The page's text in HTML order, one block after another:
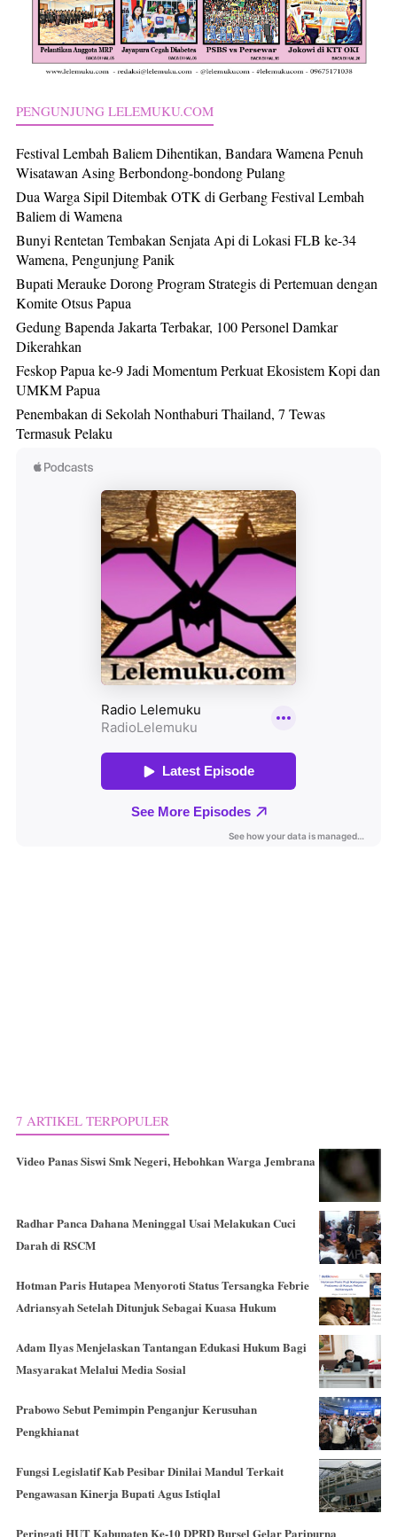
PENGUNJUNG LELEMUKU.COM
Festival Lembah Baliem Dihentikan, Bandara Wamena Penuh
Wisatawan Asing Berbondong-bondong Pulang
Dua Warga Sipil Ditembak OTK di Gerbang Festival Lembah
Baliem di Wamena
Bunyi Rentetan Tembakan Senjata Api di Lokasi FLB ke-34
Wamena, Pengunjung Panik
Bupati Merauke Dorong Program Strategis di Pertemuan dengan
Komite Otsus Papua
Gedung Bapenda Jakarta Terbakar, 100 Personel Damkar
Dikerahkan
Feskop Papua ke-9 Jadi Momentum Perkuat Ekosistem Kopi dan
UMKM Papua
Penembakan di Sekolah Nonthaburi Thailand, 7 Tewas
Termasuk Pelaku
7 ARTIKEL TERPOPULER
Video Panas Siswi Smk Negeri, Hebohkan Warga Jembrana
Radhar Panca Dahana Meninggal Usai Melakukan Cuci
Darah di RSCM
Hotman Paris Hutapea Menyoroti Status Tersangka Febrie
Adriansyah Setelah Ditunjuk Sebagai Kuasa Hukum
Adam Ilyas Menjelaskan Tantangan Edukasi Hukum Bagi
Masyarakat Melalui Media Sosial
Prabowo Sebut Pemimpin Penganjur Kerusuhan
Pengkhianat
Fungsi Legislatif Kab Pesibar Dinilai Mandul Terkait
Pengawasan Kinerja Bupati Agus Istiqlal
Peringati HUT Kabupaten Ke-10 DPRD Bursel Gelar Paripurna